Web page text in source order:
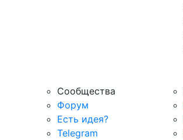
Сообщества
Форум
Есть идея?
Telegram